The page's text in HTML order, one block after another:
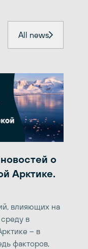
All news
о
Арктике.
влияющих на
в
– в
факторов,